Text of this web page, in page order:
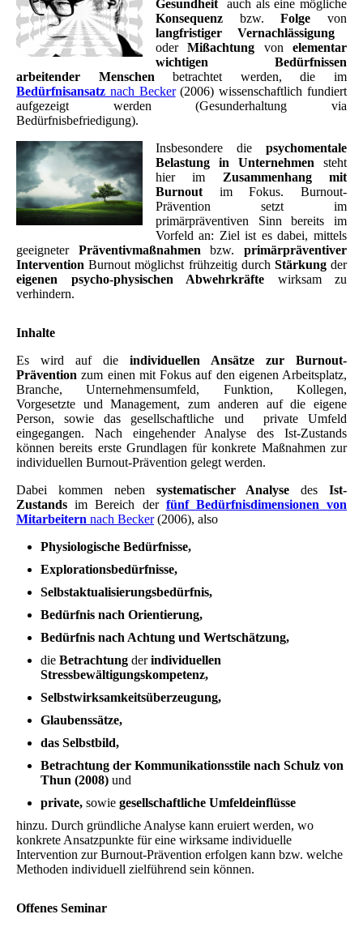
Gesundheitauch als eine mögliche
Konsequenz bzw. Folge von
langfristiger Vernachlässigung
oderMißachtung von elementar
wichtigen Bedürfnissen
arbeitender Menschen betrachtet werden, die im
Bedürfnisansatz nach Becker (2006) wissenschaftlich fundiert
aufgezeigt werden (Gesunderhaltung via
Bedürfnisbefriedigung).
Insbesondere die psychomentale
Belastung in Unternehmen steht
hier im Zusammenhang mit
Burnoutim Fokus. Burnout-
Prävention setzt im
primärpräventiven Sinn bereits im
Vorfeld an: Ziel ist es dabei, mittels
geeigneter Präventivmaßnahmen bzw.primärpräventiver
Intervention Burnout möglichst frühzeitig durch Stärkungder
eigenen psycho-physischen Abwehrkräfte wirksam zu
verhindern.
Inhalte
Es wird auf die individuellen Ansätze zur Burnout-
Prävention zum einen mit Fokus auf den eigenen Arbeitsplatz,
Branche, Unternehmensumfeld, Funktion, Kollegen,
Vorgesetzte und Management, zum anderen auf die eigene
Person, sowiedas gesellschaftliche und private Umfeld
eingegangen. Nach eingehender Analyse des Ist-Zustands
können bereits erste Grundlagen für konkrete Maßnahmen zur
individuellen Burnout-Prävention gelegt werden.
Dabei kommen neben systematischer Analyse des Ist-
Zustands im Bereich der fünf Bedürfnisdimensionen von
Mitarbeitern nach Becker(2006), also
Physiologische Bedürfnisse,
Explorationsbedürfnisse,
Selbstaktualisierungsbedürfnis,
Bedürfnis nach Orientierung,
Bedürfnis nach Achtung und Wertschätzung,
die Betrachtung derindividuellen
Stressbewältigungskompetenz,
Selbstwirksamkeitsüberzeugung,
Glaubenssätze,
das Selbstbild,
Betrachtung der Kommunikationsstile nach Schulz von
Thun (2008) und
private, sowie gesellschaftliche Umfeldeinflüsse
hinzu. Durch gründliche Analyse kann eruiert werden, wo
konkrete Ansatzpunkte für eine wirksame individuelle
Intervention zur Burnout-Prävention erfolgen kann bzw. welche
Methoden individuell zielführend sein können.
Offenes Seminar